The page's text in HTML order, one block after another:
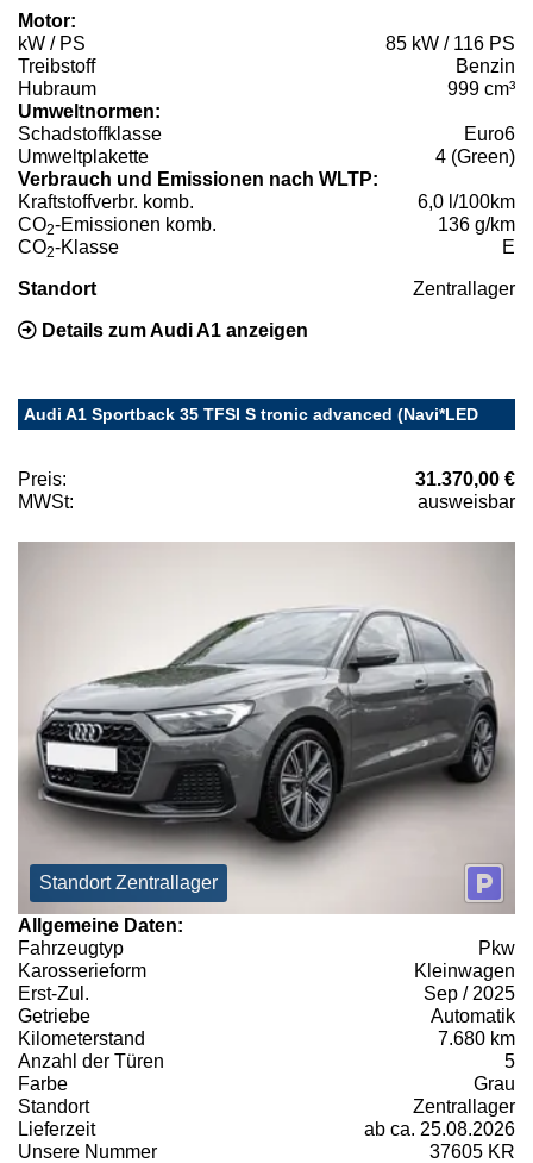
Motor:
kW / PS
85 kW / 116 PS
Treibstoff
Benzin
Hubraum
999 cm³
Umweltnormen:
Schadstoffklasse
Euro6
Umweltplakette
4 (Green)
Verbrauch und Emissionen nach WLTP:
Kraftstoffverbr. komb.
6,0 l/100km
CO2-Emissionen komb.
136 g/km
CO2-Klasse E
Standort Zentrallager
Details zum Audi A1 anzeigen
Audi A1 Sportback 35 TFSI S tronic advanced (Navi*LED
Preis:
31.370,00 €
MWSt:
ausweisbar
Standort Zentrallager
Allgemeine Daten:
Fahrzeugtyp
Pkw
Karosserieform
Kleinwagen
Erst-Zul.
Sep / 2025
Getriebe
Automatik
Kilometerstand
7.680 km
Anzahl der Türen
5
Farbe
Grau
Standort
Zentrallager
Lieferzeit
ab ca. 25.08.2026
Unsere Nummer
37605 KR